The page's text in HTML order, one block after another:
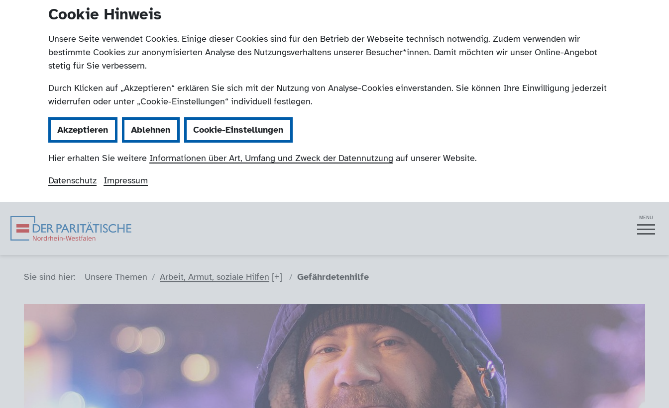
Cookie Hinweis
Unsere Seite verwendet Cookies. Einige dieser Cookies sind für den Betrieb der Webseite technisch notwendig. Zudem verwenden wir
bestimmte Cookies zur anonymisierten Analyse des Nutzungsverhaltens unserer Besucher*innen. Damit möchten wir unser Online-Angebot
stetig für Sie verbessern.
Durch Klicken auf „Akzeptieren“ erklären Sie sich mit der Nutzung von Analyse-Cookies einverstanden. Sie können Ihre Einwilligung jederzeit
widerrufen oder unter „Cookie-Einstellungen“ individuell festlegen.
Akzeptieren Ablehnen Cookie-Einstellungen
Hier erhalten Sie weitere Informationen über Art, Umfang und Zweck der Datennutzung auf unserer Website.
Datenschutz Impressum
Der Paritätische NRW
Navigation MENÜ
Sie sind hier: Unsere Themen Arbeit, Armut, soziale Hilfen Gefährdetenhilfe